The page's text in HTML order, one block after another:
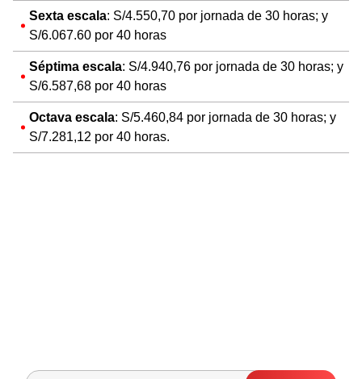
Sexta escala: S/4.550,70 por jornada de 30 horas; y
S/6.067.60 por 40 horas
Séptima escala: S/4.940,76 por jornada de 30 horas; y
S/6.587,68 por 40 horas
Octava escala: S/5.460,84 por jornada de 30 horas; y
S/7.281,12 por 40 horas.